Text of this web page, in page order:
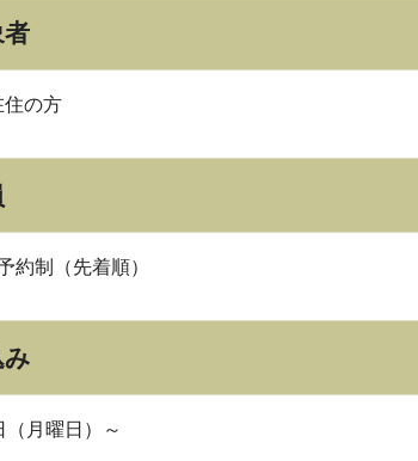
者
住の方
約制（先着順）
み
（月曜日）～